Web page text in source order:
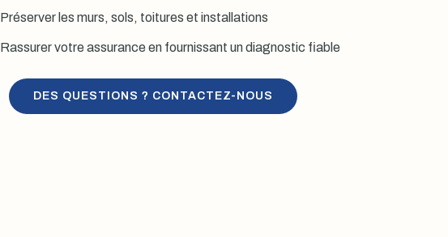
Préserver les murs, sols, toitures et installations
Rassurer votre assurance en fournissant un diagnostic fiable
DES QUESTIONS ? CONTACTEZ-NOUS